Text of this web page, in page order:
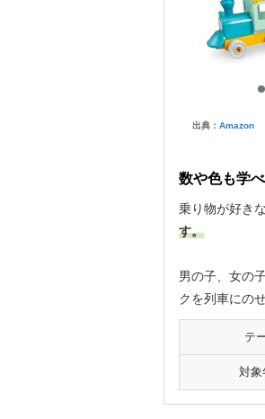
出典： Amazon
数や色も学
乗り物が好き
す。
男の子、女の
クを列車にの
テ
対象